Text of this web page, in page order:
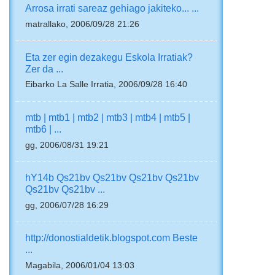
Arrosa irrati sareaz gehiago jakiteko... ...
matrallako, 2006/09/28 21:26
Eta zer egin dezakegu Eskola Irratiak?
Zer da ...
Eibarko La Salle Irratia, 2006/09/28 16:40
mtb | mtb1 | mtb2 | mtb3 | mtb4 | mtb5 |
mtb6 | ...
gg, 2006/08/31 19:21
hY14b Qs21bv Qs21bv Qs21bv Qs21bv
Qs21bv Qs21bv ...
gg, 2006/07/28 16:29
http://donostialdetik.blogspot.com Beste
...
Magabila, 2006/01/04 13:03